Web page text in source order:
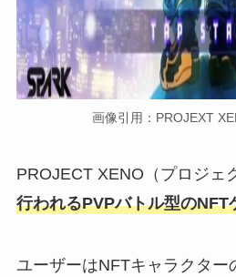
画像引用：PROJEXT
PROJECT XENO（プロジェ
行われるPVPバトル型のNFT
ユーザーはNFTキャラクター